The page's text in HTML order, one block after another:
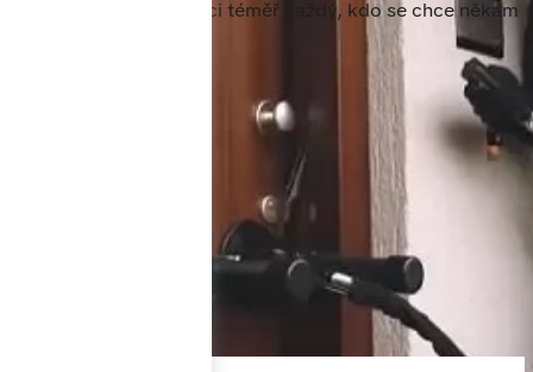
myslí, že má k dispozici téměř každý, kdo se chce někam